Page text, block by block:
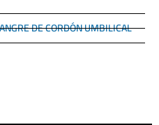
DE CORDÓN UMBILICAL